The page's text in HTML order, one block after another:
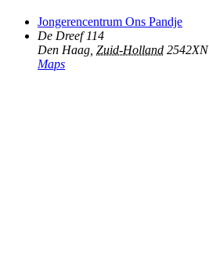
Jongerencentrum Ons Pandje
De Dreef 114
Den Haag Zuid-Holland 2542XN
Maps